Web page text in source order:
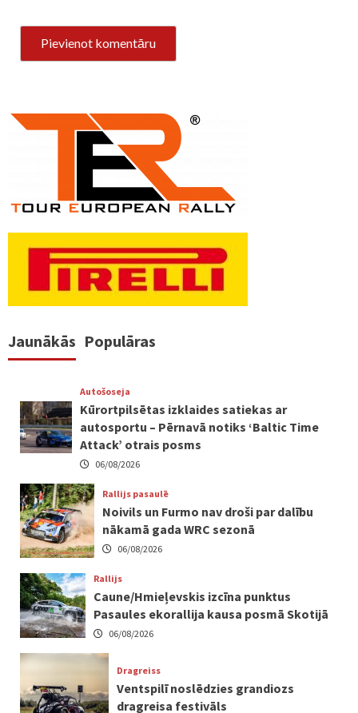
Jaunākās Populāras
Autošoseja
Kūrortpilsētas izklaides satiekas ar
autosportu – Pērnavā notiks ‘Baltic Time
Attack’ otrais posms
06/08/2026
Rallijs pasaulē
Noivils un Furmo nav droši par dalību
nākamā gada WRC sezonā
06/08/2026
Rallijs
Caune/Hmieļevskis izcīna punktus
Pasaules ekorallija kausa posmā Skotijā
06/08/2026
Dragreiss
Ventspilī noslēdzies grandiozs
dragreisa festivāls